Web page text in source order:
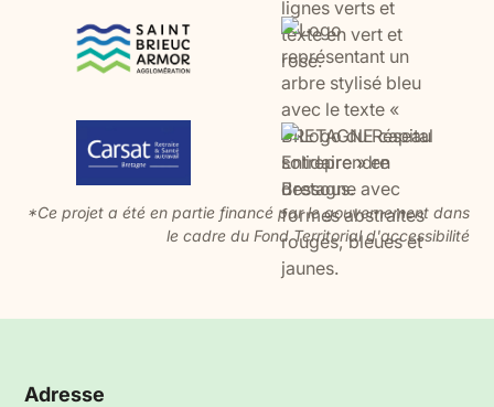
*Ce projet a été en partie financé par le gouvernement dans
le cadre du Fond Territorial d'accessibilité
Adresse